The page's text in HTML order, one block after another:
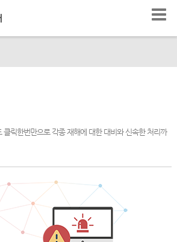
릭한번만으로 각종 재해에 대한 대비와 신속한 처리까